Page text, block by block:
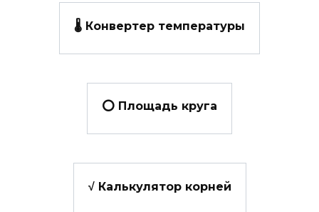
🌡️ Конвертер температуры
⭕ Площадь круга
√ Калькулятор корней